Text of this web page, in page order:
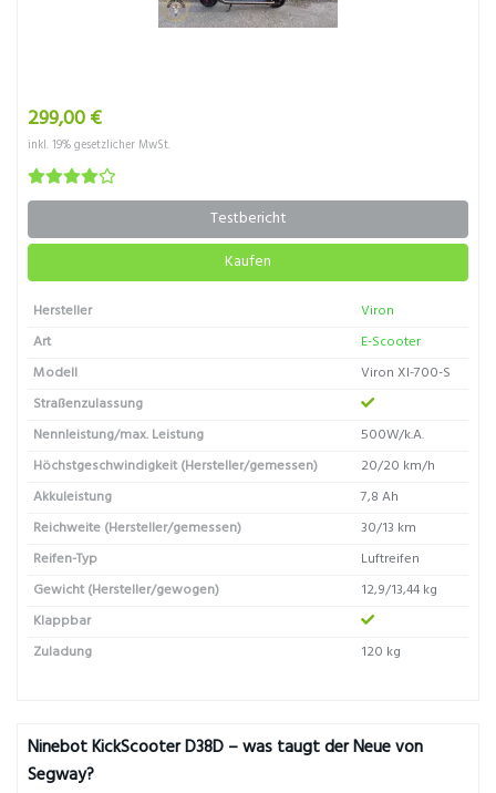
299,00 €
inkl. 19% gesetzlicher MwSt.
Testbericht
Kaufen
Hersteller
Viron
Art
E-Scooter
Modell
Viron XI-700-S
Straßenzulassung
Nennleistung/max. Leistung
500W/k.A.
Höchstgeschwindigkeit (Hersteller/gemessen)
20/20 km/h
Akkuleistung
7,8 Ah
Reichweite (Hersteller/gemessen)
30/13 km
Reifen-Typ
Luftreifen
Gewicht (Hersteller/gewogen)
12,9/13,44 kg
Klappbar
Zuladung
120 kg
Ninebot KickScooter D38D – was taugt der Neue von
Segway?